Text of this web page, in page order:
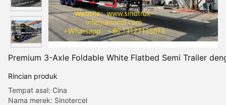
Premium 3-Axle Foldable White Flatbed Semi Trailer
Rincian produk
Tempat asal: Cina
Nama merek: Sinotercel